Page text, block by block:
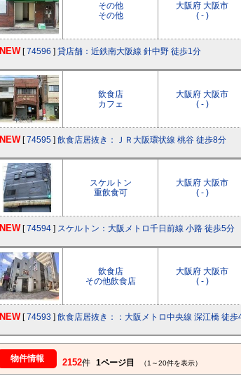
その他
その他
大阪府 大阪市
( - )
NEW [74596 ] 貸店舗：近鉄南大阪線 針中野 徒歩1分
飲食店
カフェ
大阪府 大阪市
( - )
NEW [74595 ] 飲食店居抜き：ＪＲ大阪環状線 桃谷 徒歩8分
スケルトン
重飲食可
大阪府 大阪市
( - )
NEW [74594 ] スケルトン：大阪メトロ千日前線 小路 徒歩5分
飲食店
その他飲食店
大阪府 大阪市
( - )
NEW [74593 ] 飲食店居抜き：：大阪メトロ中央線 深江橋 徒歩
物件情報 2152件 1ページ目 （1～20件を表示）